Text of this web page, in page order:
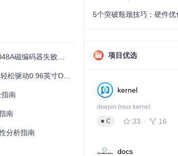
器失败踩坑历程分享
0.96英寸OLED显示屏
南
南
分析指南
项目优选
kernel
deepin linux kernel
C
33 16
docs